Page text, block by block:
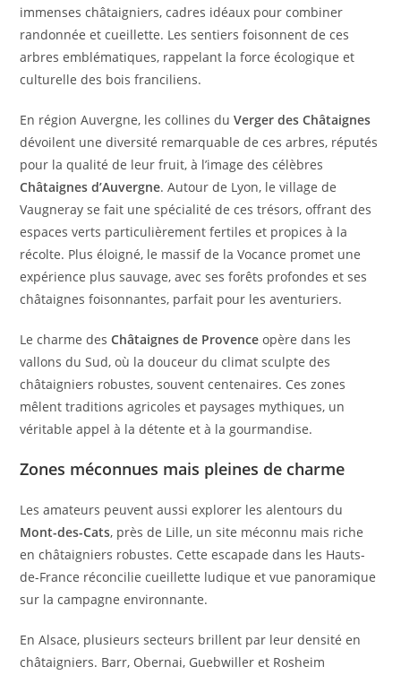
immenses châtaigniers, cadres idéaux pour combiner
randonnée et cueillette. Les sentiers foisonnent de ces
arbres emblématiques, rappelant la force écologique et
culturelle des bois franciliens.
En région Auvergne, les collines duVerger des Châtaignes
dévoilent une diversité remarquable de ces arbres, réputés
pour la qualité de leur fruit, à l’image des célèbres
Châtaignes d’Auvergne. Autour de Lyon, le village de
Vaugneray se fait une spécialité de ces trésors, offrant des
espaces verts particulièrement fertiles et propices à la
récolte. Plus éloigné, le massif de la Vocance promet une
expérience plus sauvage, avec ses forêts profondes et ses
châtaignes foisonnantes, parfait pour les aventuriers.
Le charme desChâtaignes de Provence opère dans les
vallons du Sud, où la douceur du climat sculpte des
châtaigniers robustes, souvent centenaires. Ces zones
mêlent traditions agricoles et paysages mythiques, un
véritable appel à la détente et à la gourmandise.
Zones méconnues mais pleines de charme
Les amateurs peuvent aussi explorer les alentours du
Mont-des-Cats, près de Lille, un site méconnu mais riche
en châtaigniers robustes. Cette escapade dans les Hauts-
de-France réconcilie cueillette ludique et vue panoramique
sur la campagne environnante.
En Alsace, plusieurs secteurs brillent par leur densité en
châtaigniers. Barr, Obernai, Guebwiller et Rosheim